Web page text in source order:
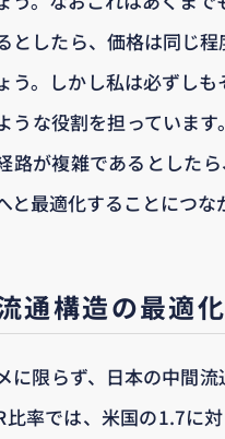
としたら、価格は同じ
う。しかし私は必ずし
うな役割を担っていま
路が複雑であるとした
と最適化することにつな
通構造の最適
に限らず、日本の中間
比率では、米国の1.7に